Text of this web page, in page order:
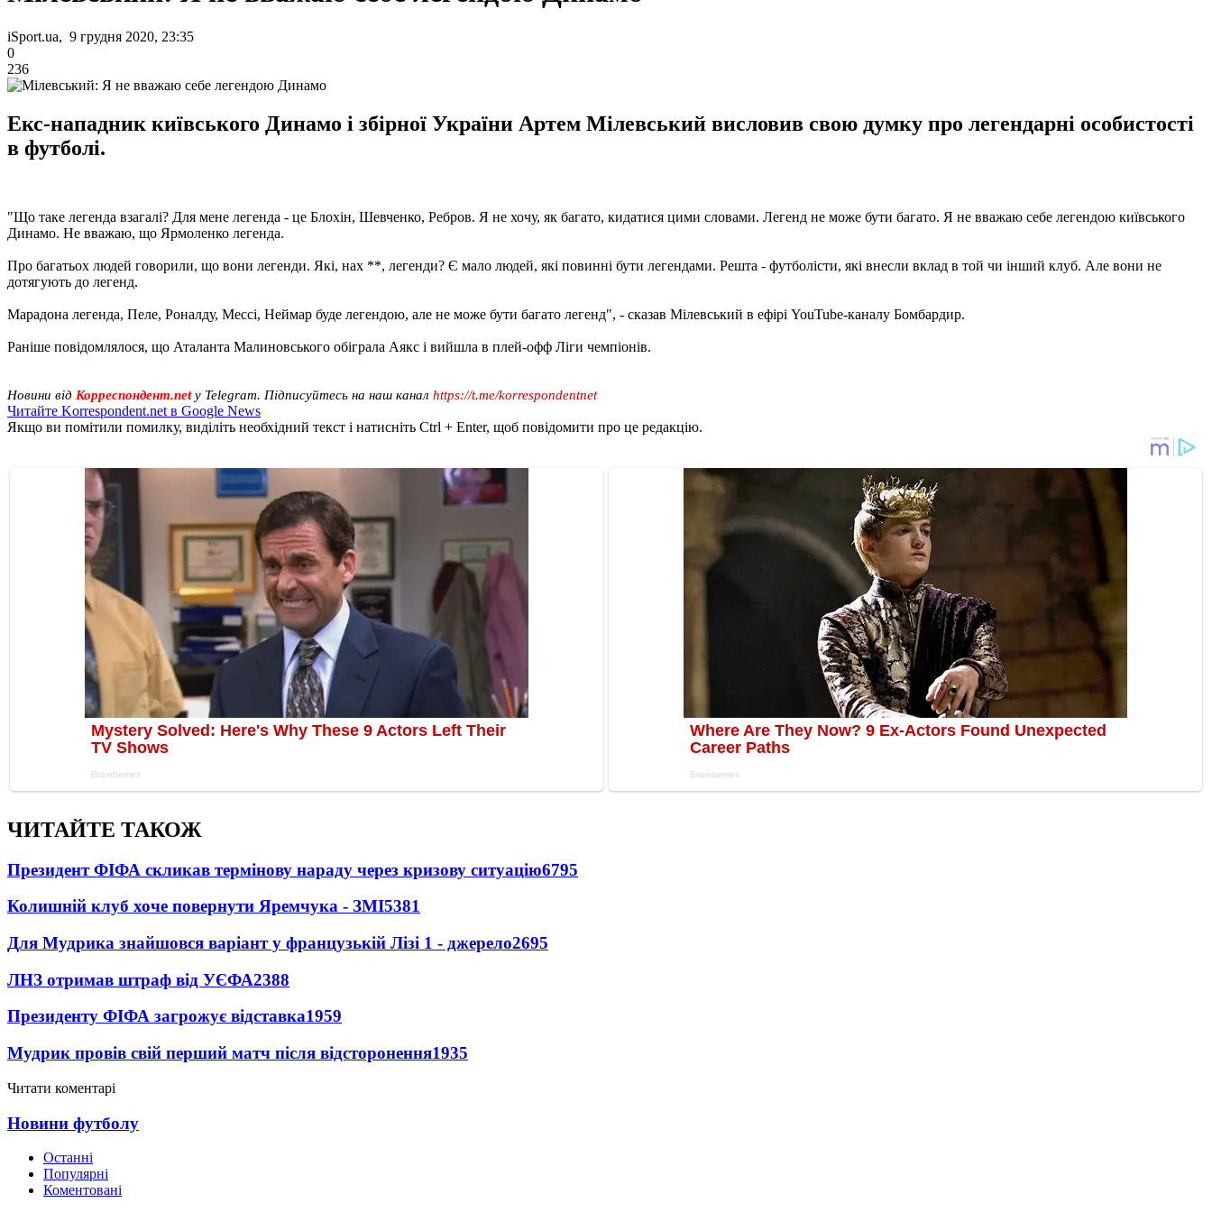
iSport.ua, 9 грудня 2020, 23:35
0
236
Екс-нападник київського Динамо і збірної України Артем Мілевський висловив свою думку про легендарні особистості
в футболі.
"Що таке легенда взагалі? Для мене легенда - це Блохін, Шевченко, Ребров. Я не хочу, як багато, кидатися цими словами. Легенд не може бути багато. Я не вважаю себе легендою київського
Динамо. Не вважаю, що Ярмоленко легенда.
Про багатьох людей говорили, що вони легенди. Які, нах **, легенди? Є мало людей, які повинні бути легендами. Решта - футболісти, які внесли вклад в той чи інший клуб. Але вони не
дотягують до легенд.
Марадона легенда, Пеле, Роналду, Мессі, Неймар буде легендою, але не може бути багато легенд", - сказав Мілевський в ефірі YouTube-каналу Бомбардир.
Раніше повідомлялося, що Аталанта Малиновського обіграла Аякс і вийшла в плей-офф Ліги чемпіонів.
Новини від Корреспондент.netу Telegram. Підписуйтесь на наш канал https://t.me/korrespondentnet
Читайте Korrespondent.net в Google News
Якщо ви помітили помилку, виділіть необхідний текст і натисніть Ctrl + Enter, щоб повідомити про це редакцію.
ЧИТАЙТЕ ТАКОЖ
Президент ФІФА скликав термінову нараду через кризову ситуацію6795
Колишній клуб хоче повернути Яремчука - ЗМІ5381
Для Мудрика знайшовся варіант у французькій Лізі 1 - джерело2695
ЛНЗ отримав штраф від УЄФА2388
Президенту ФІФА загрожує відставка1959
Мудрик провів свій перший матч після відсторонення1935
Читати коментарі
Новини футболу
Останні
Популярні
Коментовані